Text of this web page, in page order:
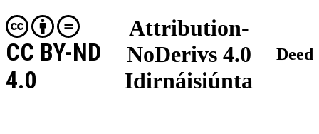
Attribution-
NoDerivs 4.0
Idirnáisiúnta
CC BY-ND
4.0
Deed